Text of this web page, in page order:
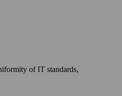
of IT standards,